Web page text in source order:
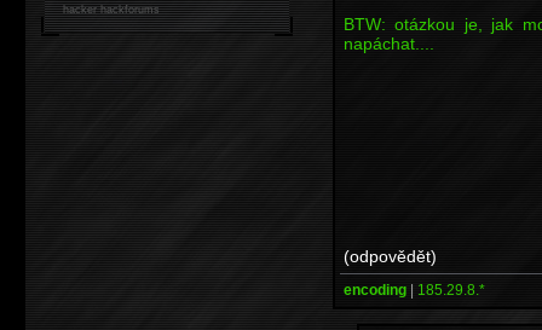
BTW: otázkou je, jak
napáchat....
(odpovědět)
encoding | 185.29.8.*
hackerhackforums